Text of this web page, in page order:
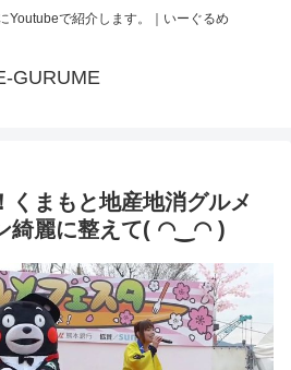
Youtubeで紹介します。｜いーぐるめ
GURUME
くまもと地産地消グルメ
綺麗に整えて( ◠‿◠ )